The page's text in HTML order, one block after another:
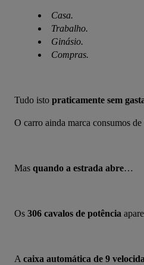
Casa.
Trabalho.
Ginásio.
Compras.
Tudo isto praticamente sem
O carro ainda marca consumos de
Mas quando a estrada abre…
Os 306 cavalos de potência
A caixa automática de 9